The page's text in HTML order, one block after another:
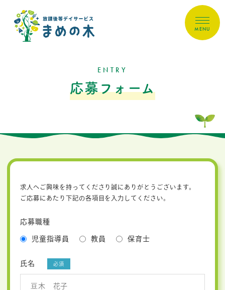
MENU
ENTRY
応募フォーム
求人へご興味を持ってくださり誠にありがとうございます。
ご応募にあたり下記の各項目を入力してください。
応募職種
児童指導員 教員 保育士
氏名 必須